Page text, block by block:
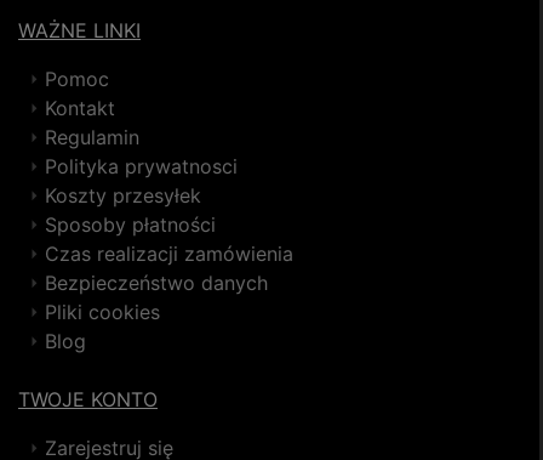
WAŻNE LINKI
Pomoc
Kontakt
Regulamin
Polityka prywatnosci
Koszty przesyłek
Sposoby płatności
Czas realizacji zamówienia
Bezpieczeństwo danych
Pliki cookies
Blog
TWOJE KONTO
Zarejestruj się